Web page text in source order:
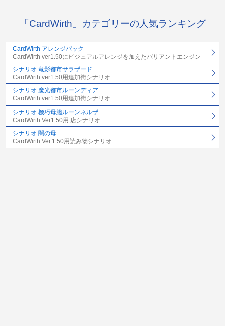
「CardWirth」カテゴリーの人気ランキング
CardWirth アレンジパック
CardWirth ver1.50にビジュアルアレンジを加えたバリアントエンジン
シナリオ 竜影都市サラザード
CardWirth ver1.50用追加街シナリオ
シナリオ 魔光都市ルーンディア
CardWirth ver1.50用追加街シナリオ
シナリオ 機巧母艦ルーンネルザ
CardWirth Ver1.50用 店シナリオ
シナリオ 闇の母
CardWirth Ver.1.50用読み物シナリオ